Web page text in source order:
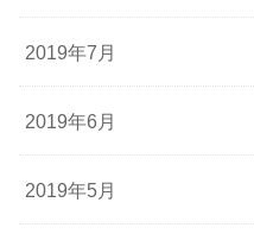
2019年7月
2019年6月
2019年5月